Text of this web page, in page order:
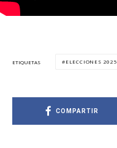
ETIQUETAS ELECCIONES 2025
COMPARTIR